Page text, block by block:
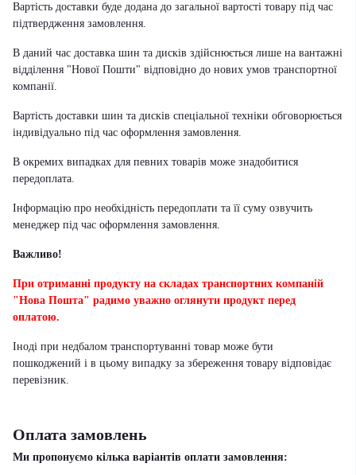
Вартість доставки буде додана до загальної вартості товару під час
підтвердження замовлення.
В даний час доставка шин та дисків здійснюється лише на вантажні
відділення "Нової Пошти" відповідно до нових умов транспортної
компанії.
Вартість доставки шин та дисків спеціальної техніки обговорюється
індивідуально під час оформлення замовлення.
В окремих випадках для певних товарів може знадобитися
передоплата.
Інформацію про необхідність передоплати та її суму озвучить
менеджер під час оформлення замовлення.
Важливо!
При отриманні продукту на складах транспортних компаній
"Нова Пошта" радимо уважно оглянути продукт перед
оплатою.
Іноді при недбалом транспортуванні товар може бути
пошкоджений і в цьому випадку за збереження товару відповідає
перевізник.
Оплата замовлень
Ми пропонуємо кілька варіантів оплати замовлення: